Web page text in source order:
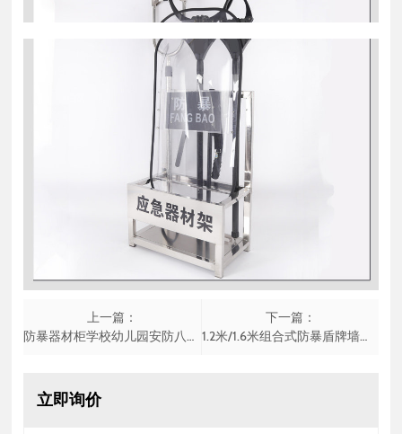
上一篇：
防暴器材柜学校幼儿园安防八件套防爆盾牌钢叉装备组合架保安器材
下一篇：
1.2米/1.6米组合式防暴盾牌墙反恐战术透明防爆盾门卫安保
立即询价